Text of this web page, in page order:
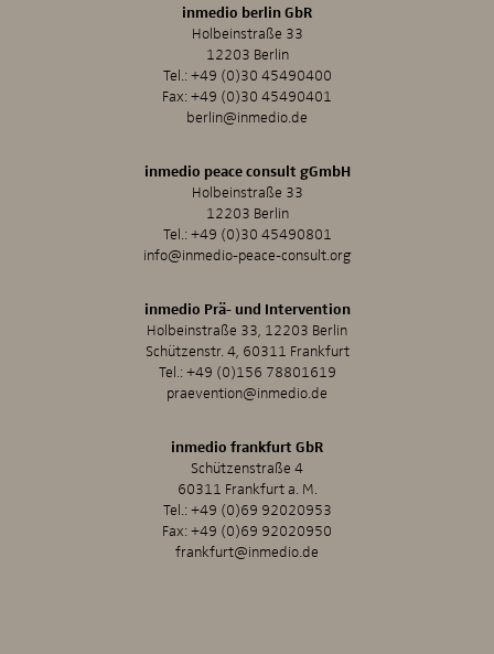
inmedio berlin GbR
Holbeinstraße 33
12203 Berlin
Tel.:+49 (0)30 45490400
Fax: +49 (0)30 45490401
berlin@inmedio.de
inmedio peace consult gGmbH
Holbeinstraße 33
12203 Berlin
Tel.:+49 (0)30 45490801
info@inmedio-peace-consult.org
inmedio Prä- und Intervention
Holbeinstraße 33, 12203 Berlin
Schützenstr. 4, 60311 Frankfurt
Tel.:+49 (0)156 78801619
praevention@inmedio.de
inmedio frankfurt GbR
Schützenstraße 4
60311 Frankfurt a. M.
Tel.:+49 (0)69 92020953
Fax: +49 (0)69 92020950
frankfurt@inmedio.de